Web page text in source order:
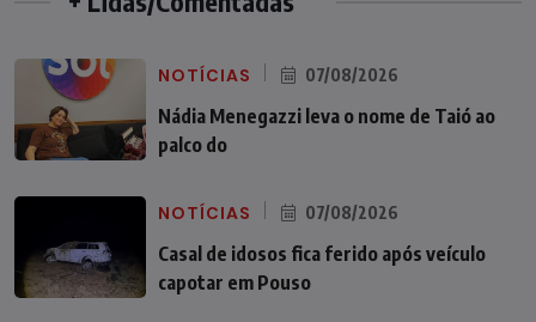
NOTÍCIAS 07/08/2026
Nádia Menegazzi leva o nome de Taió ao
palco do
NOTÍCIAS 07/08/2026
Casal de idosos fica ferido após veículo
capotar em Pouso